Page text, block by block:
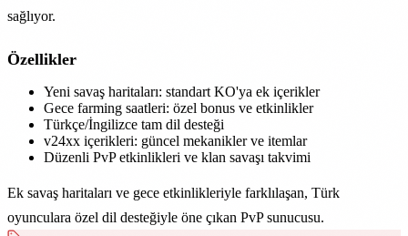
sağlıyor.
Özellikler
Yeni savaş haritaları: standart KO'ya ek içerikler
Gece farming saatleri: özel bonus ve etkinlikler
Türkçe/İngilizce tam dil desteği
v24xx içerikleri: güncel mekanikler ve itemlar
Düzenli PvP etkinlikleri ve klan savaşı takvimi
Ek savaş haritaları ve gece etkinlikleriyle farklılaşan, Türk
oyunculara özel dil desteğiyle öne çıkan PvP sunucusu.